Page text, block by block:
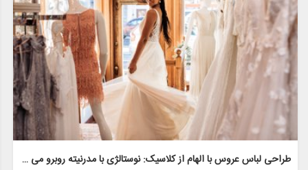
طراحی لباس عروس با الهام از کلاسیک: نوستالژی با مدرنیته روبرو می شود